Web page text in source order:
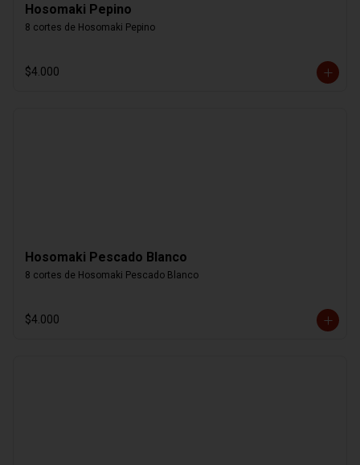
Hosomaki Pepino
8 cortes de Hosomaki Pepino
$4.000
Hosomaki Pescado Blanco
8 cortes de Hosomaki Pescado Blanco
$4.000